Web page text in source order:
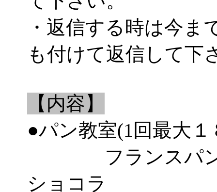
・返信する時は今
も付けて返信して下
【内容】
●パン教室(1回最大１
フランスパン、
ショコラ